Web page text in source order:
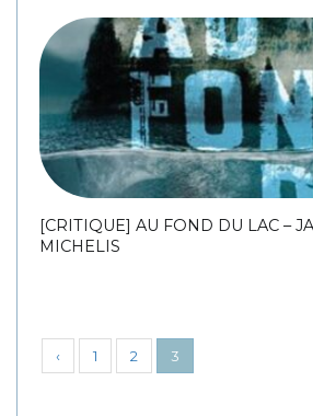
[CRITIQUE] AU FOND DU LAC –
MICHELIS
‹ 1 2 3